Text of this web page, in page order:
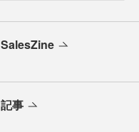
SalesZine
記事